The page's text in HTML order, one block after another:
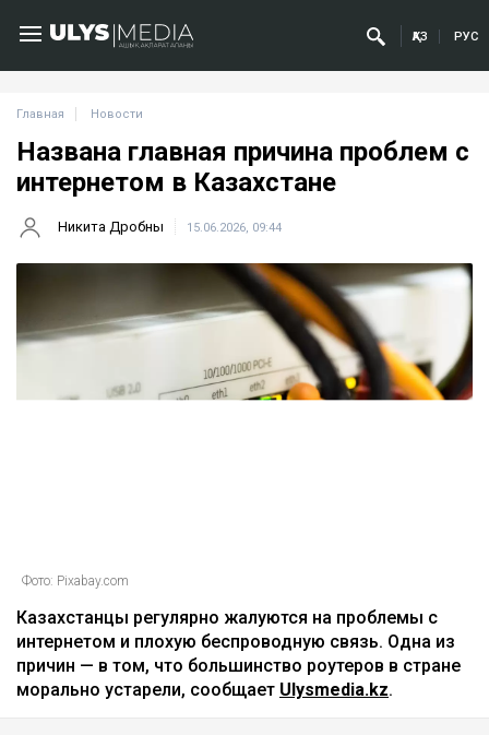
ҚАЗ РУС
Главная Новости
Названа главная причина проблем с
интернетом в Казахстане
Никита Дробны 15.06.2026, 09:44
Фото: Pixabay.com
Казахстанцы регулярно жалуются на проблемы с
интернетом и плохую беспроводную связь. Одна из
причин — в том, что большинство роутеров в стране
морально устарели, сообщает Ulysmedia.kz.